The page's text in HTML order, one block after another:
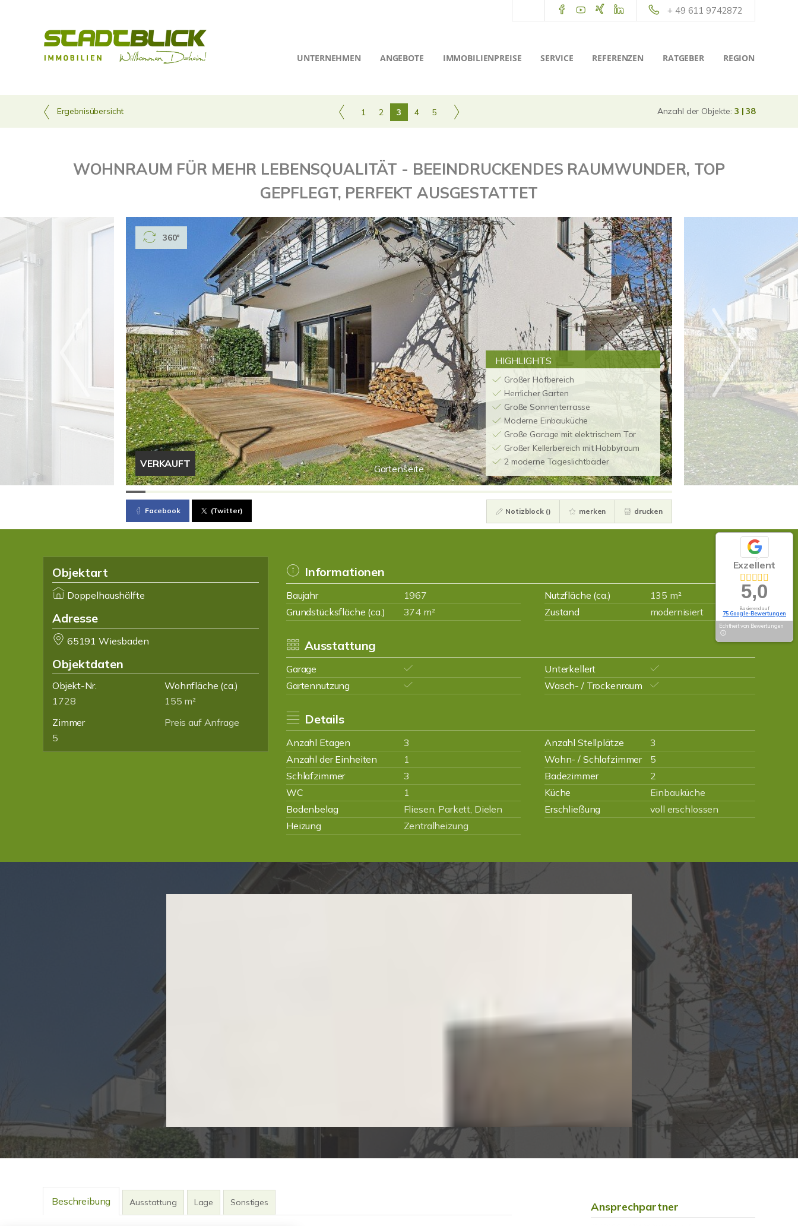
+ 49 611 9742872
UNTERNEHMEN ANGEBOTE IMMOBILIENPREISE SERVICE REFERENZEN RATGEBER REGION
Ergebnisübersicht 1 2 3 4 5 Anzahl der Objekte: 3 | 38
WOHNRAUM FÜR MEHR LEBENSQUALITÄT - BEEINDRUCKENDES RAUMWUNDER, TOP
GEPFLEGT, PERFEKT AUSGESTATTET
Gartenseite
HIGHLIGHTS
Großer Hofbereich
Herrlicher Garten
Große Sonnenterrasse
Moderne Einbauküche
Große Garage mit elektrischem Tor
Großer Kellerbereich mit Hobbyraum
2 moderne Tageslichtbäder
VERKAUFT
360°
Facebook (Twitter) Notizblock () merken drucken
Objektart
Doppelhaushälfte
Adresse
65191 Wiesbaden
Objektdaten
Objekt-Nr.
1728
Wohnfläche (ca.)
155 m²
Zimmer
5
Preis auf Anfrage
Informationen
Baujahr 1967 Nutzfläche (ca.)
135 m²
Grundstücksfläche (ca.)
374 m² Zustand modernisiert
Ausstattung
Garage
Unterkellert
Gartennutzung
Wasch- / Trockenraum
Details
Anzahl Etagen 3 Anzahl Stellplätze
3
Anzahl der Einheiten
1 Wohn- / Schlafzimmer
5
Schlafzimmer
3 Badezimmer
2
WC
1 Küche
Einbauküche
Bodenbelag
Fliesen, Parkett, Dielen Erschließung
voll erschlossen
Heizung
Zentralheizung
Beschreibung Ausstattung Lage Sonstiges Ansprechpartner
Exzellent
5,0
Basierend auf
75 Google-Bewertungen
Echtheit von Bewertungen